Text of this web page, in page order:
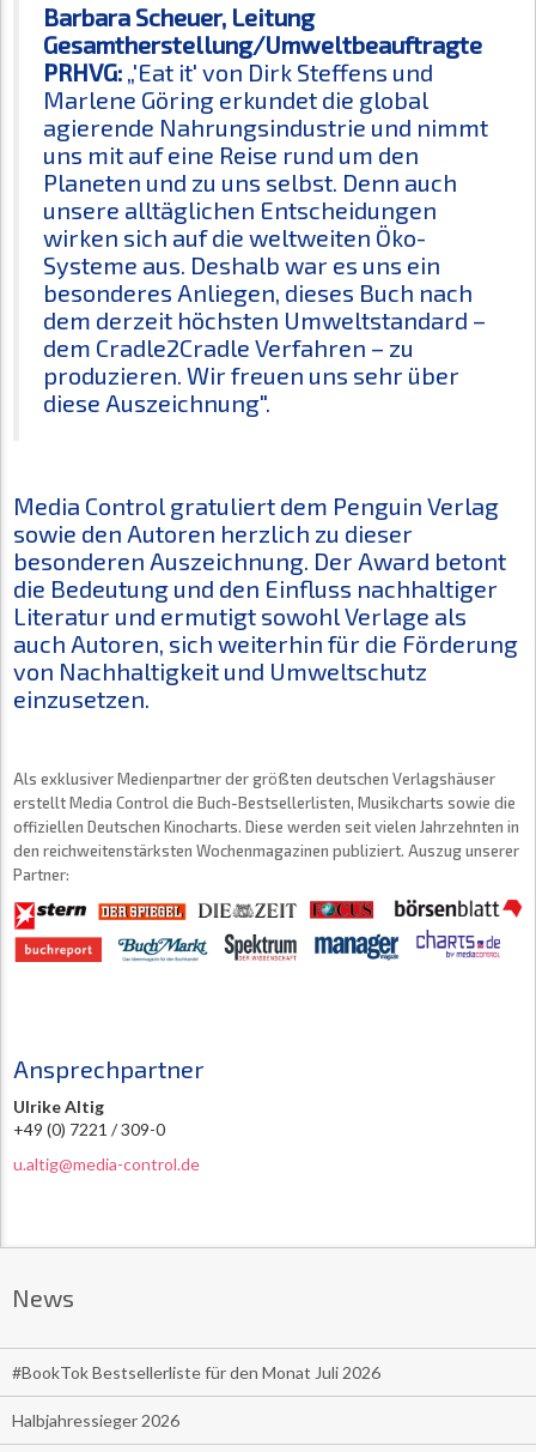
Barbara Scheuer, Leitung
Gesamtherstellung/Umweltbeauftragte
PRHVG: „'Eat it' von Dirk Steffens und
Marlene Göring erkundet die global
agierende Nahrungsindustrie und nimmt
uns mit auf eine Reise rund um den
Planeten und zu uns selbst. Denn auch
unsere alltäglichen Entscheidungen
wirken sich auf die weltweiten Öko-
Systeme aus. Deshalb war es uns ein
besonderes Anliegen, dieses Buch nach
dem derzeit höchsten Umweltstandard –
dem Cradle2Cradle Verfahren – zu
produzieren. Wir freuen uns sehr über
diese Auszeichnung".
Media Control gratuliert dem Penguin Verlag
sowie den Autoren herzlich zu dieser
besonderen Auszeichnung. Der Award betont
die Bedeutung und den Einfluss nachhaltiger
Literatur und ermutigt sowohl Verlage als
auch Autoren, sich weiterhin für die Förderung
von Nachhaltigkeit und Umweltschutz
einzusetzen.
Als exklusiver Medienpartner der größten deutschen Verlagshäuser
erstellt Media Control die Buch-Bestsellerlisten, Musikcharts sowie die
offiziellen Deutschen Kinocharts. Diese werden seit vielen Jahrzehnten in
den reichweitenstärksten Wochenmagazinen publiziert. Auszug unserer
Partner:
Ansprechpartner
Ulrike Altig
+49 (0) 7221 / 309-0
u.altig@media-control.de
News
#BookTok Bestsellerliste für den Monat Juli 2026
Halbjahressieger 2026